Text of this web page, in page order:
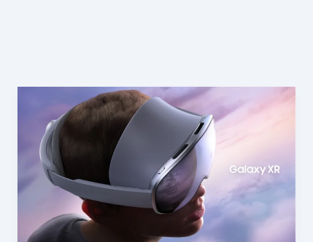
Galaxy XR
ビ
ュ
ー：
Google・
Qualcomm
連